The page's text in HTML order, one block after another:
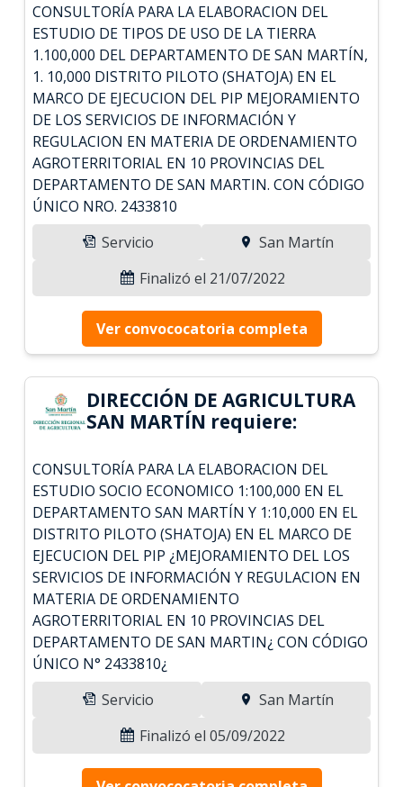
CONSULTORÍA PARA LA ELABORACION DEL
ESTUDIO DE TIPOS DE USO DE LA TIERRA
1.100,000 DEL DEPARTAMENTO DE SAN MARTÍN,
1. 10,000 DISTRITO PILOTO (SHATOJA) EN EL
MARCO DE EJECUCION DEL PIP MEJORAMIENTO
DE LOS SERVICIOS DE INFORMACIÓN Y
REGULACION EN MATERIA DE ORDENAMIENTO
AGROTERRITORIAL EN 10 PROVINCIAS DEL
DEPARTAMENTO DE SAN MARTIN. CON CÓDIGO
ÚNICO NRO. 2433810
Servicio
San Martín
Finalizó el 21/07/2022
Ver convococatoria completa
DIRECCIÓN DE AGRICULTURA
SAN MARTÍN requiere:
CONSULTORÍA PARA LA ELABORACION DEL
ESTUDIO SOCIO ECONOMICO 1:100,000 EN EL
DEPARTAMENTO SAN MARTÍN Y 1:10,000 EN EL
DISTRITO PILOTO (SHATOJA) EN EL MARCO DE
EJECUCION DEL PIP ¿MEJORAMIENTO DEL LOS
SERVICIOS DE INFORMACIÓN Y REGULACION EN
MATERIA DE ORDENAMIENTO
AGROTERRITORIAL EN 10 PROVINCIAS DEL
DEPARTAMENTO DE SAN MARTIN¿ CON CÓDIGO
ÚNICO N° 2433810¿
Servicio
San Martín
Finalizó el 05/09/2022